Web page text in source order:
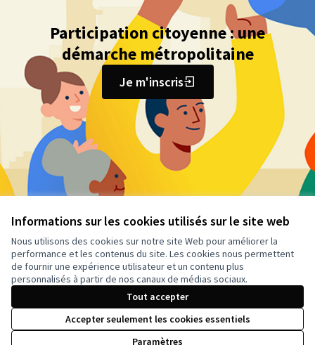
Informations sur les cookies utilisés sur le site web
Nous utilisons des cookies sur notre site Web pour améliorer la
performance et les contenus du site. Les cookies nous permettent
de fournir une expérience utilisateur et un contenu plus
personnalisés à partir de nos canaux de médias sociaux.
Tout accepter
Accepter seulement les cookies essentiels
Paramètres
Participation citoyenne : une
démarche métropolitaine
Je m'inscris
Conditions d'utilisation